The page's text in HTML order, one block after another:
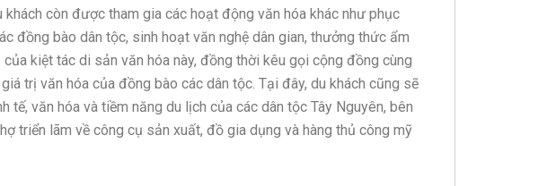
còn được tham gia các hoạt động văn hóa khác như phục
đồng bào dân tộc, sinh hoạt văn nghệ dân gian, thưởng thức ẩm
kiệt tác di sản văn hóa này, đồng thời kêu gọi cộng đồng cùng
trị văn hóa của đồng bào các dân tộc. Tại đây, du khách cũng sẽ
tế, văn hóa và tiềm năng du lịch của các dân tộc Tây Nguyên, bên
triển lãm về công cụ sản xuất, đồ gia dụng và hàng thủ công mỹ